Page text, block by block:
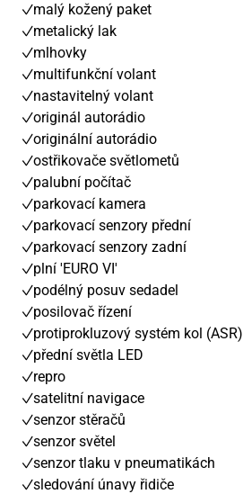
malý kožený paket
metalický lak
mlhovky
multifunkční volant
nastavitelný volant
originál autorádio
originální autorádio
ostřikovače světlometů
palubní počítač
parkovací kamera
parkovací senzory přední
parkovací senzory zadní
plní 'EURO VI'
podélný posuv sedadel
posilovač řízení
protiprokluzový systém kol (ASR)
přední světla LED
repro
satelitní navigace
senzor stěračů
senzor světel
senzor tlaku v pneumatikách
sledování únavy řidiče